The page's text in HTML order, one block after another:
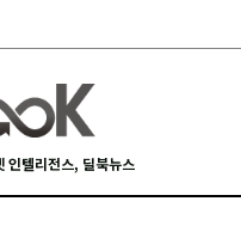
인텔리전스, 딜북뉴스